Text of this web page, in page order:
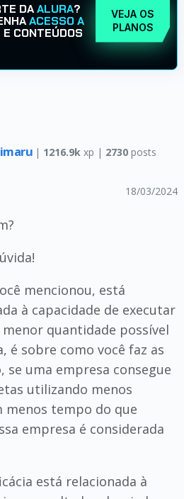
DAALURA?
ACESSO A
E CONTEÚDOS
VEJA OS
PLANOS
| 1216.9k xp | 2730 posts
18/03/2024
mencionou, está
à capacidade de executar
quantidade possível
é sobre como você faz as
se uma empresa consegue
utilizando menos
menos tempo do que
empresa é considerada
está relacionada à